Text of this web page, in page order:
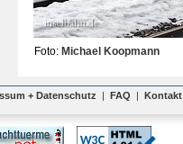
Foto: Michael Koopmann
+ Datenschutz | FAQ | Kontakt